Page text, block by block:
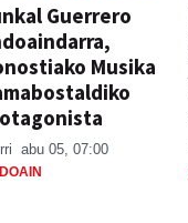
Guerrero
Musika
abu 05, 07:00